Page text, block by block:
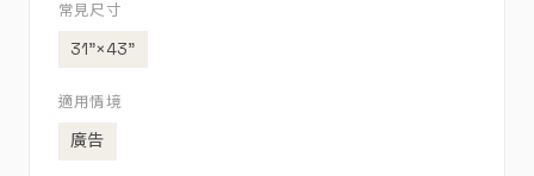
常見尺寸
31”×43”
適用情境
廣告